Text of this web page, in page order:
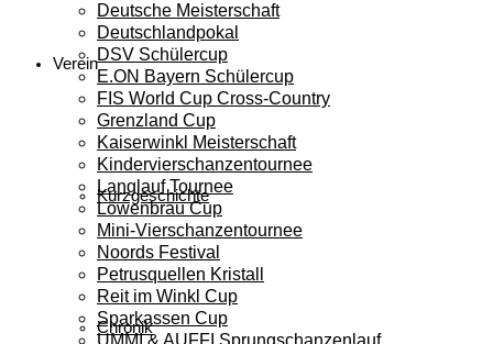
Verein
Kurzgeschichte
Chronik
Deutsche Meisterschaft
Deutschlandpokal
DSV Schülercup
E.ON Bayern Schülercup
FIS World Cup Cross-Country
Grenzland Cup
Kaiserwinkl Meisterschaft
Kindervierschanzentournee
Langlauf Tournee
Löwenbräu Cup
Mini-Vierschanzentournee
Noords Festival
Petrusquellen Kristall
Reit im Winkl Cup
Sparkassen Cup
UMMI & AUFFI Sprungschanzenlauf